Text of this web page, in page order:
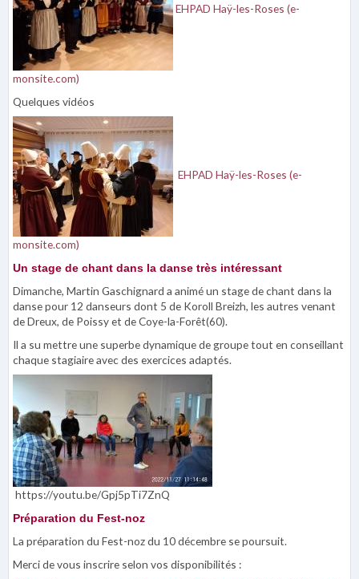
EHPAD Haÿ-les-Roses (e-
monsite.com)
Quelques vidéos
EHPAD Haÿ-les-Roses (e-
monsite.com)
Un stage de chant dans la danse très intéressant
Dimanche, Martin Gaschignard a animé un stage de chant dans la
danse pour 12 danseurs dont 5 de Koroll Breizh, les autres venant
de Dreux, de Poissy et de Coye-la-Forêt(60).
Il a su mettre une superbe dynamique de groupe tout en conseillant
chaque stagiaire avec des exercices adaptés.
https://youtu.be/Gpj5pTi7ZnQ
Préparation du Fest-noz
La préparation du Fest-noz du 10 décembre se poursuit.
Merci de vous inscrire selon vos disponibilités :